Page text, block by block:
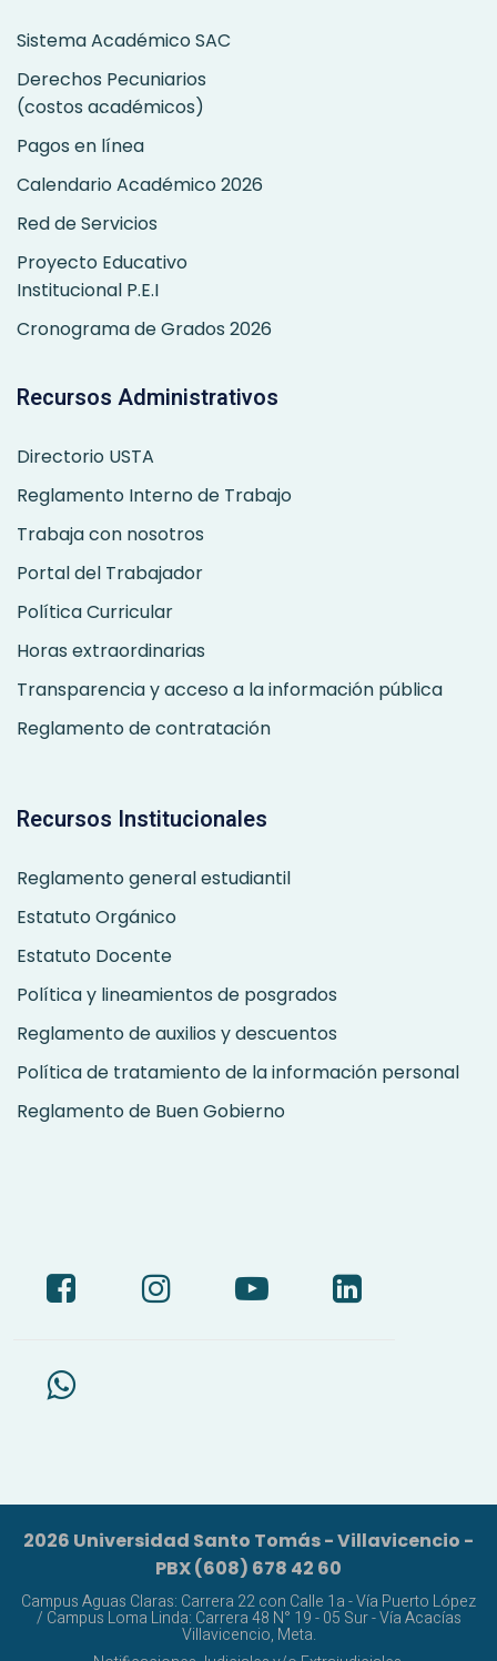
Sistema Académico SAC
Derechos Pecuniarios
(costos académicos)
Pagos en línea
Calendario Académico 2026
Red de Servicios
Proyecto Educativo
Institucional P.E.I
Cronograma de Grados 2026
Recursos Administrativos
Directorio USTA
Reglamento Interno de Trabajo
Trabaja con nosotros
Portal del Trabajador
Política Curricular
Horas extraordinarias
Transparencia y acceso a la información pública
Reglamento de contratación
Recursos Institucionales
Reglamento general estudiantil
Estatuto Orgánico
Estatuto Docente
Política y lineamientos de posgrados
Reglamento de auxilios y descuentos
Política de tratamiento de la información personal
Reglamento de Buen Gobierno
2026 Universidad Santo Tomás - Villavicencio -
PBX (608) 678 42 60
Campus Aguas Claras: Carrera 22 con Calle 1a - Vía Puerto López
/ Campus Loma Linda: Carrera 48 N° 19 - 05 Sur - Vía Acacías
Villavicencio, Meta.